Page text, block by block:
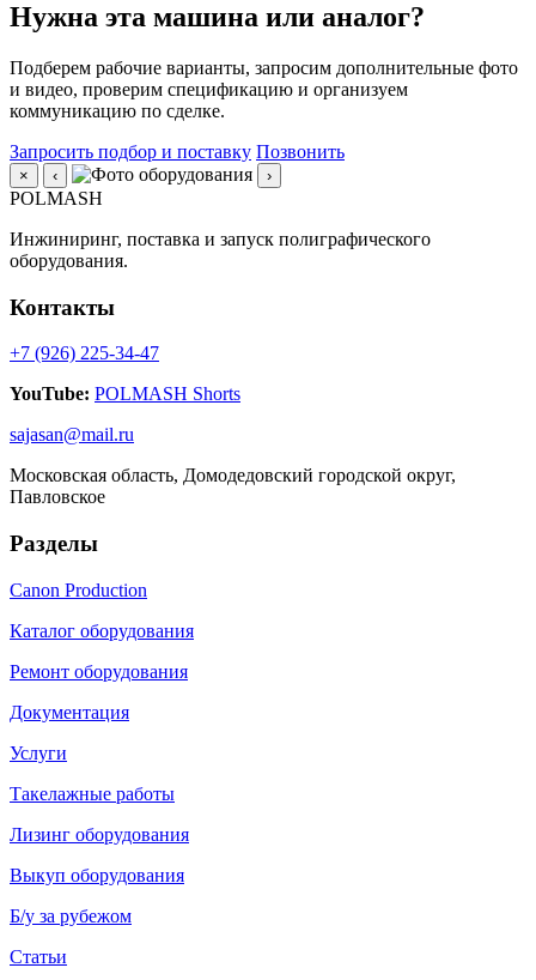
Нужна эта машина или аналог?
Подберем рабочие варианты, запросим дополнительные фото
и видео, проверим спецификацию и организуем
коммуникацию по сделке.
Запросить подбор и поставку Позвонить
× ‹ ›
POLMASH
Инжиниринг, поставка и запуск полиграфического
оборудования.
Контакты
+7 (926) 225-34-47
YouTube: POLMASH Shorts
sajasan@mail.ru
Московская область, Домодедовский городской округ,
Павловское
Разделы
Canon Production
Каталог оборудования
Ремонт оборудования
Документация
Услуги
Такелажные работы
Лизинг оборудования
Выкуп оборудования
Б/у за рубежом
Статьи